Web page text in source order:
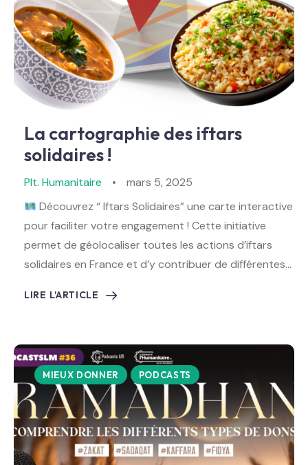
La cartographie des iftars
solidaires !
Plt. Humanitaire
mars 5, 2025
Découvrez “ Iftars Solidaires” une carte interactive
pour faciliter votre engagement ! Cette initiative
permet de géolocaliser toutes les actions d’iftars
solidaires en France et d’y contribuer de différentes…
LIRE L'ARTICLE
MIEUX DONNER PODCASTS